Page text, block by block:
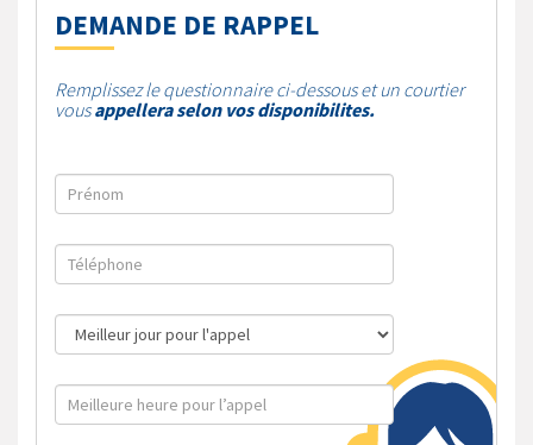
DEMANDE DE RAPPEL
Remplissez le questionnaire ci-dessous et un courtier
vousappellera selon vos disponibilites.